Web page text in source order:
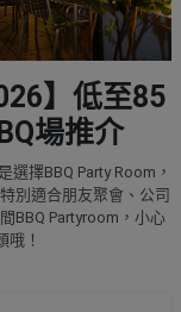
】低至85
場推介
擇BBQ Party Room，
別適合朋友聚會、公司
BBQ Partyroom，小心
哦！